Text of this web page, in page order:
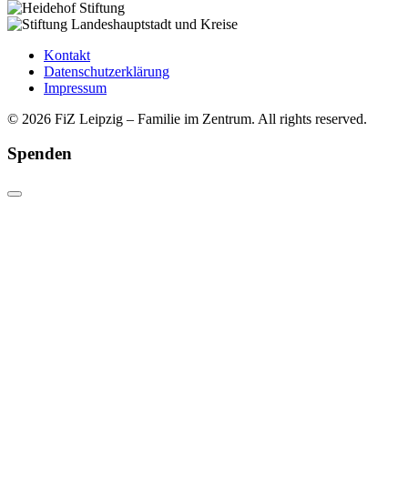
Kontakt
Datenschutzerklärung
Impressum
© 2026 FiZ Leipzig – Familie im Zentrum. All rights reserved.
Spenden